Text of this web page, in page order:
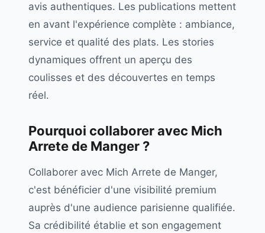
avis authentiques. Les publications mettent
en avant l'expérience complète : ambiance,
service et qualité des plats. Les stories
dynamiques offrent un aperçu des
coulisses et des découvertes en temps
réel.
Pourquoi collaborer avec Mich
Arrete de Manger ?
Collaborer avec Mich Arrete de Manger,
c'est bénéficier d'une visibilité premium
auprès d'une audience parisienne qualifiée.
Sa crédibilité établie et son engagement